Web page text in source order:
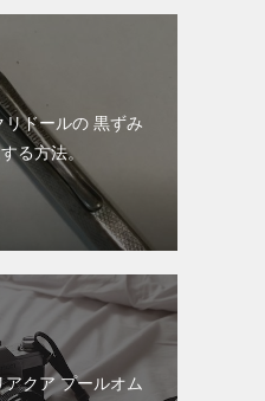
リドールの 黒ずみ
る方法。
クア プールオム